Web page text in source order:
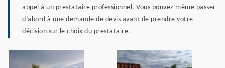
appel à un prestataire professionnel. Vous pouvez même passer
d’abord à une demande de devis avant de prendre votre
décision sur le choix du prestataire.